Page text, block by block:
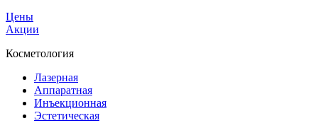
Цены
Акции
Косметология
Лазерная
Аппаратная
Инъекционная
Эстетическая